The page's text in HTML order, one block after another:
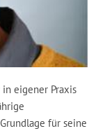
eigener Praxis
für seine